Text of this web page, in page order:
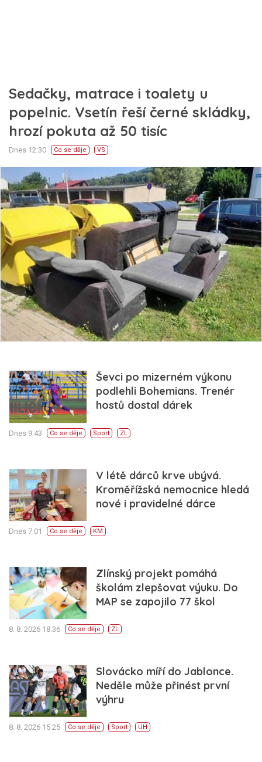
Sedačky, matrace i toalety u
popelnic. Vsetín řeší černé skládky,
hrozí pokuta až 50 tisíc
Dnes 12:30 Co se děje VS
Ševci po mizerném výkonu
podlehli Bohemians. Trenér
hostů dostal dárek
Dnes 9:43 Co se děje Sport ZL
V létě dárců krve ubývá.
Kroměřížská nemocnice hledá
nové i pravidelné dárce
Dnes 7:01 Co se děje KM
Zlínský projekt pomáhá
školám zlepšovat výuku. Do
MAP se zapojilo 77 škol
8. 8. 2026 18:36 Co se děje ZL
Slovácko míří do Jablonce.
Neděle může přinést první
výhru
8. 8. 2026 15:25 Co se děje Sport UH